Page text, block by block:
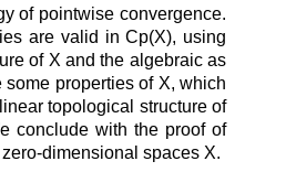
of pointwise convergence.
are valid in Cp(X), using
of X and the algebraic as
properties of X, which
topological structure of
conclude with the proof of
dimensional spaces X.